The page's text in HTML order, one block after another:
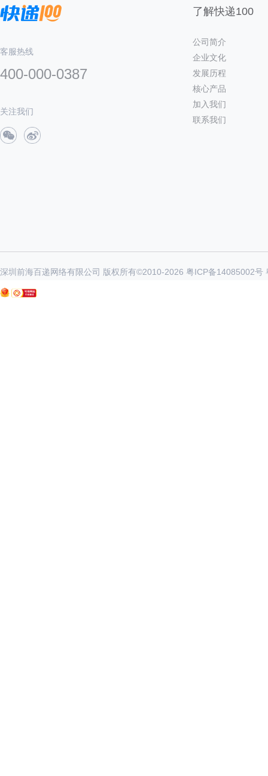
客服热线
400-000-0387
关注我们
了解快递100
公司简介
企业文化
发展历程
核心产品
加入我们
联系我们
深圳前海百递网络有限公司 版权所有©2010-2026 粤ICP备14085002号